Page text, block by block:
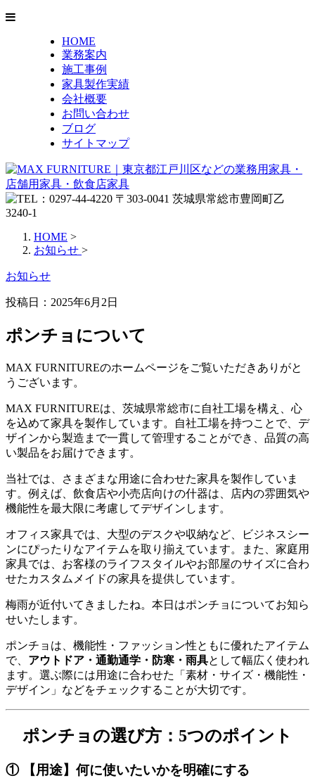
HOME
業務案内
施工事例
家具製作実績
会社概要
お問い合わせ
ブログ
サイトマップ
HOME >
お知らせ >
お知らせ
投稿日： 2025年6月2日
ポンチョについて
MAX FURNITUREのホームページをご覧いただきありがと
うございます。
MAX FURNITUREは、茨城県常総市に自社工場を構え、心
を込めて家具を製作しています。自社工場を持つことで、デ
ザインから製造まで一貫して管理することができ、品質の高
い製品をお届けできます。
当社では、さまざまな用途に合わせた家具を製作していま
す。例えば、飲食店や小売店向けの什器は、店内の雰囲気や
機能性を最大限に考慮してデザインします。
オフィス家具では、大型のデスクや収納など、ビジネスシー
ンにぴったりなアイテムを取り揃えています。また、家庭用
家具では、お客様のライフスタイルやお部屋のサイズに合わ
せたカスタムメイドの家具を提供しています。
梅雨が近付いてきましたね。本日はポンチョについてお知ら
せいたします。
ポンチョは、機能性・ファッション性ともに優れたアイテム
で、 アウトドア・通勤通学・防寒・雨具として幅広く使われ
ます。選ぶ際には用途に合わせた「素材・サイズ・機能性・
デザイン」などをチェックすることが大切です。
ポンチョの選び方：5つのポイント
① 【用途】何に使いたいかを明確にする